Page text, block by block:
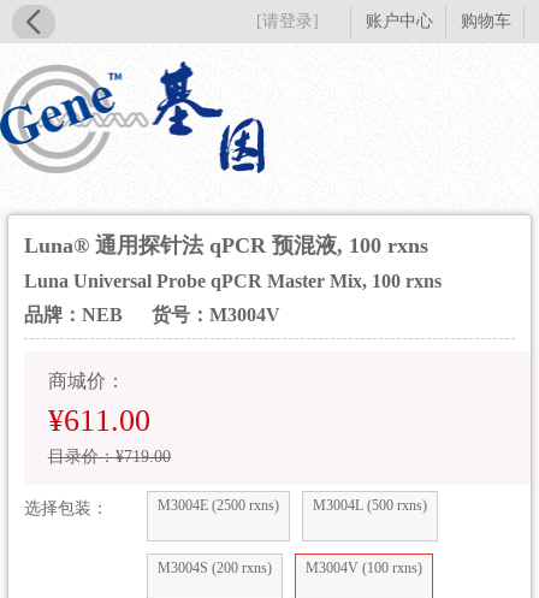
[请登录] 账户中心 购物车
Luna® 通用探针法 qPCR 预混液, 100 rxns
Luna Universal Probe qPCR Master Mix, 100 rxns
品牌：NEB
货号：M3004V
商城价：
¥611.00
目录价：¥719.00
选择包装： M3004E (2500 rxns) M3004L (500 rxns)
M3004S (200 rxns) M3004V (100 rxns)